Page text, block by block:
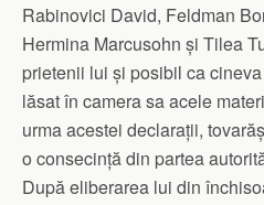
Rabinovici David, Feldman
Hermina Marcusohn și Tilea
prietenii lui și posibil ca
lăsat în camera sa acele
urma acestei declarații,
o consecință din partea
După eliberarea lui din